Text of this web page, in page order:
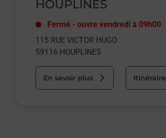
HOUPLINES
Fermé - ouvre vendredi à 09h00
115 RUE VICTOR HUGO
59116 HOUPLINES
En savoir plus Itinéraire